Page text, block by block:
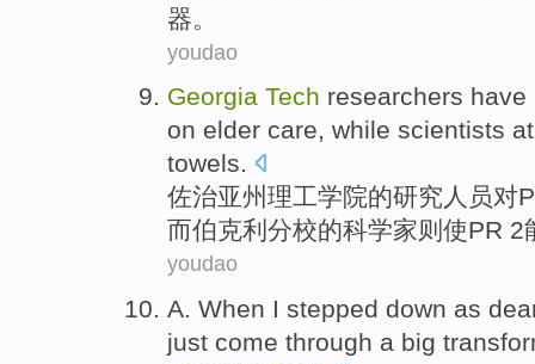
器。
youdao
Georgia Tech researchers have
on elder care, while scientists
towels.
佐治亚州理工学院的研究人员对
而伯克利 分校的科学家则使PR 2
youdao
A. When I stepped down as
just come through a big